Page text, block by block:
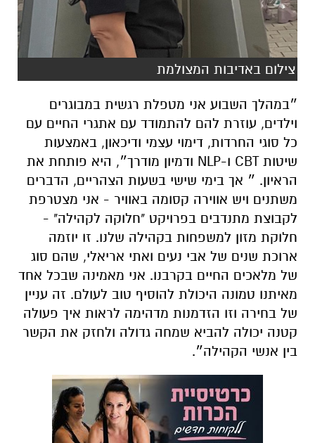
צילום באדיבות המצולמת
״במהלך השבוע אני מטפלת רגשית במבוגרים
וילדים, עוזרת להם להתמודד עם אתגרי החיים עם
כל סוגי החרדות, דימוי עצמי ודיכאון, באמצעות
שיטות CBT ו-NLP ודמיון מודרך״, היא פותחת את
הראיון. ״ אך בימי שישי בשעות הצהריים, הדברים
משתנים ויש אווירה קסומה באוויר - אני מצטרפת
לקבוצת מתנדבים בפרויקט "חלוקה לקהילה" -
חלוקת מזון למשפחות בקהילה שלנו. זו יוזמה
ארוכת שנים של אבי נעים ואתי אריאלי, שהם סוג
של מלאכים החיים בקרבנו. אני מאמינה שבכל אחד
מאיתנו טמונה היכולת להוסיף טוב לעולם. זה עניין
של בחירה וזו הזדמנות מדהימה לראות איך פעולה
קטנה יכולה להביא שמחה גדולה ולחזק את הקשר
בין אנשי הקהילה״.